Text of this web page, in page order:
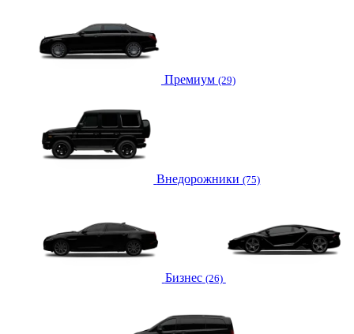
Премиум (29)
Внедорожники (75)
Бизнес (26)